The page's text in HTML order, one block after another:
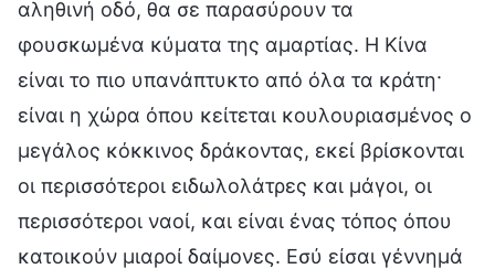
αληθινή οδό, θα σε παρασύρουν τα
φουσκωμένα κύματα της αμαρτίας. Η Κίνα
είναι το πιο υπανάπτυκτο από όλα τα κράτη·
είναι η χώρα όπου κείτεται κουλουριασμένος ο
μεγάλος κόκκινος δράκοντας, εκεί βρίσκονται
οι περισσότεροι ειδωλολάτρες και μάγοι, οι
περισσότεροι ναοί, και είναι ένας τόπος όπου
κατοικούν μιαροί δαίμονες. Εσύ είσαι γέννημά